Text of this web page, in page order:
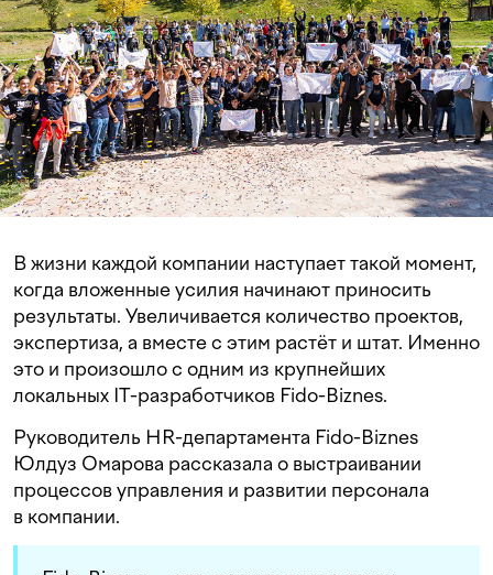
В жизни каждой компании наступает такой момент,
когда вложенные усилия начинают приносить
результаты. Увеличивается количество проектов,
экспертиза, а вместе с этим растёт и штат. Именно
это и произошло с одним из крупнейших
локальных IT-разработчиков Fido-Biznes.
Руководитель HR-департамента Fido-Biznes
Юлдуз Омарова рассказала о выстраивании
процессов управления и развитии персонала
в компании.